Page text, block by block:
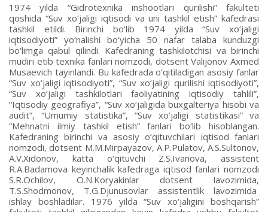
1974 yilda “Gidrotexnika inshootlari qurilishi” fakulteti
qoshida “Suv xo‘jaligi iqtisodi va uni tashkil etish” kafedrasi
tashkil etildi. Birinchi bo‘lib 1974 yilda “Suv xo‘jaligi
iqtisodiyoti” yo‘nalishi bo‘yicha 50 nafar talaba kunduzgi
bo‘limga qabul qilindi. Kafedraning tashkilotchisi va birinchi
mudiri etib texnika fanlari nomzodi, dotsent Valijonov Axmed
Musaevich tayinlandi. Bu kafedrada o‘qitiladigan asosiy fanlar
“Suv xo‘jaligi iqtisodiyoti”, “Suv xo‘jaligi qurilishi iqtisodiyoti”,
“Suv xo‘jaligi tashkilotlari faoliyatining iqtisodiy tahlili”,
“Iqtisodiy geografiya”, “Suv xo‘jaligida buxgalteriya hisobi va
audit”, “Umumiy statistika”, “Suv xo‘jaligi statistikasi” va
“Mehnatni ilmiy tashkil etish” fanlari bo‘lib hisoblangan.
Kafedraning birinchi va asosiy o‘qituvchilari iqtisod fanlari
nomzodi, dotsent M.M.Mirpayazov, A.P.Pulatov, A.S.Sultonov,
A.V.Xidonov, katta o‘qituvchi Z.S.Ivanova, assistent
R.A.Badamova keyinchalik kafedraga iqtisod fanlari nomzodi
S.R.Ochilov, O.N.Koryakinlar dotsent lavozimida,
T.S.Shodmonov, T.G.Djunusovlar assistentlik lavozimida
ishlay boshladilar. 1976 yilda “Suv xo‘jaligini boshqarish”